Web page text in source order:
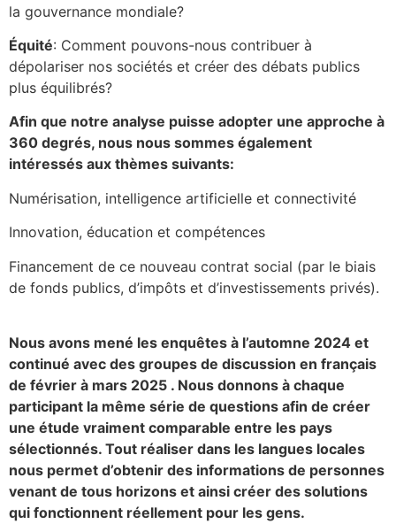
la gouvernance mondiale?
Équité: Comment pouvons-nous contribuer à
dépolariser nos sociétés et créer des débats publics
plus équilibrés?
Afin que notre analyse puisse adopter une approche à
360 degrés, nous nous sommes également
intéressés aux thèmes suivants:
Numérisation, intelligence artificielle et connectivité
Innovation, éducation et compétences
Financement de ce nouveau contrat social (par le biais
de fonds publics, d’impôts et d’investissements privés).
Nous avons mené les enquêtes à l’automne 2024 et
continué avec des groupes de discussion en français
de février à mars 2025 . Nous donnons à chaque
participant la même série de questions afin de créer
une étude vraiment comparable entre les pays
sélectionnés. Tout réaliser dans les langues locales
nous permet d’obtenir des informations de personnes
venant de tous horizons et ainsi créer des solutions
qui fonctionnent réellement pour les gens.